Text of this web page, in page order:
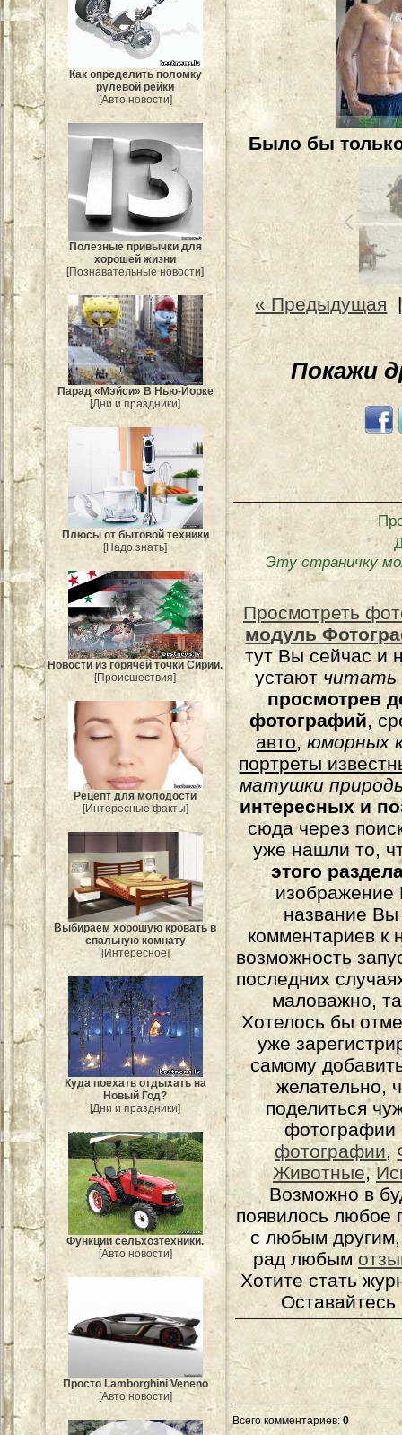
Как определить поломку
рулевой рейки
[Авто новости]
Полезные привычки для
хорошей жизни
[Познавательные новости]
Парад «Мэйси» В Нью-Йорке
[Дни и праздники]
Плюсы от бытовой техники
[Надо знать]
Новости из горячей точки Сирии.
[Происшествия]
Рецепт для молодости
[Интересные факты]
Выбираем хорошую кровать в
спальную комнату
[Интересное]
Куда поехать отдыхать на
Новый Год?
[Дни и праздники]
Функции сельхозтехники.
[Авто новости]
Просто Lamborghini Veneno
[Авто новости]
Было бы
« Предыдущая
Покажи
Эту страничку
Просмотреть
модуль
тут Вы сейчас и
устаютчитать
просмотрев
фотографий,
авто,юморных
портреты
матушки
интересных и
сюда через
уже нашли то,
этого
изображение
название
комментариев к
возможность
последних
маловажно,
Хотелось бы
уже
самому
желательно,
поделиться
фотографии
фотографии,
Животные,
Возможно в
появилось любое
с любым
рад любым
Хотите стать
Всего комментариев: 0